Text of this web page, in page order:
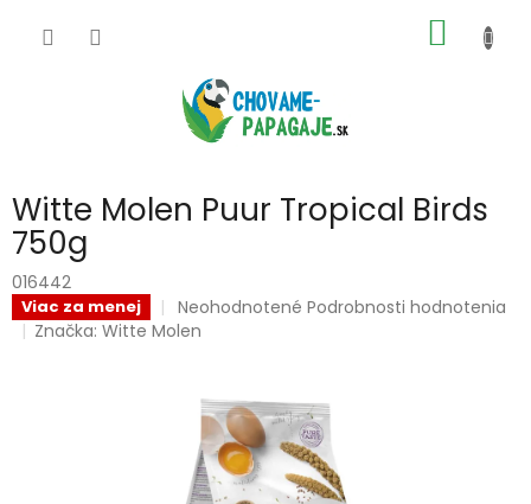
KOŠÍK
Witte Molen Puur Tropical Birds
750g
016442
Viac za menej
Priemerné
hodnotenie
0,0
hviezdičiek.
Neohodnotené Podrobnosti hodnotenia
Značka:Witte Molen